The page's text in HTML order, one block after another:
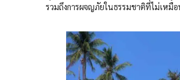
รวมถึงการผจญภัยในธรรมชาติที่ไม่เหมือ